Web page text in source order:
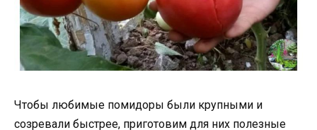
Чтобы любимые помидоры были крупными и
созревали быстрее, приготовим для них полезные